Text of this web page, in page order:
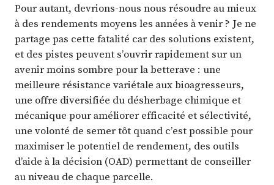
Pour autant, devrions-nous nous résoudre au mieux
à des rendements moyens les années à venir ? Je ne
partage pas cette fatalité car des solutions existent,
et des pistes peuvent s’ouvrir rapidement sur un
avenir moins sombre pour la betterave : une
meilleure résistance variétale aux bioagresseurs,
une offre diversifiée du désherbage chimique et
mécanique pour améliorer efficacité et sélectivité,
une volonté de semer tôt quand c’est possible pour
maximiser le potentiel de rendement, des outils
d’aide à la décision (OAD) permettant de conseiller
au niveau de chaque parcelle.